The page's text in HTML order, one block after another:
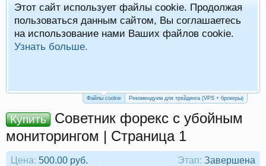
Этот сайт использует файлы cookie. Продолжая
пользоваться данным сайтом, Вы соглашаетесь
на использование нами Ваших файлов cookie.
Узнать больше.
Файлы cookie Рекомендуем для трейдинга (VPS + брокеры)
Купить
Советник форекс с убойным
мониторингом | Страница 1
Этап: Завершена
Цена: 500.00 руб.